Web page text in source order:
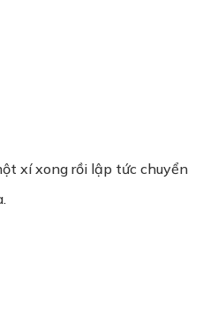
xí xong rồi lập tức chuyển